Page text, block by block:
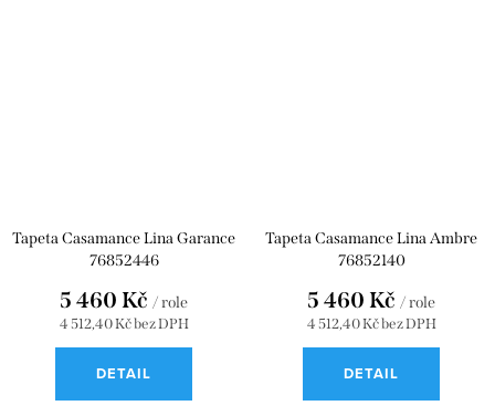
Tapeta Casamance Lina Garance
76852446
4 512,40 Kč bez DPH
5 460 Kč / role
DETAIL
Tapeta Casamance Lina Ambre
76852140
4 512,40 Kč bez DPH
5 460 Kč / role
DETAIL